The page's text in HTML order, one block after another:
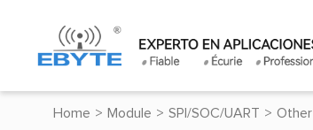
Home > Module > SPI/SOC/UART > Other